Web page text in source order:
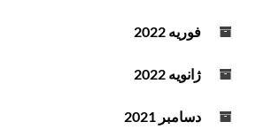
فوریه 2022
ژانویه 2022
دسامبر 2021